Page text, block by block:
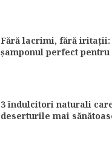
Fără lacrimi, fără iritații:
șamponul perfect
3 îndulcitori naturali
deserturile mai